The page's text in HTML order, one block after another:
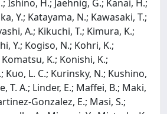
Ishino, H.; Jaehnig, G.; Kanai, H.;
Y.; Katayama, N.; Kawasaki, T.;
A.; Kikuchi, T.; Kimura, K.;
Y.; Kogiso, N.; Kohri, K.;
K.; Konishi, K.;
L. C.; Kurinsky, N.; Kushino,
T. A.; Linder, E.; Maffei, B.; Maki,
Gonzalez, E.; Masi, S.;